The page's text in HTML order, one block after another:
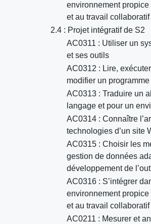
environnement
et au travail collaboratif
2.4 : Projet intégratif de S2
AC0311 : Utiliser un
et ses outils
AC0312 : Lire,
modifier un programme
AC0313 : Traduire un
langage et pour un
AC0314 : Connaître
technologies d’un site
AC0315 : Choisir les
gestion de données
développement de
AC0316 : S’intégrer
environnement
et au travail collaboratif
AC0211 : Mesurer et